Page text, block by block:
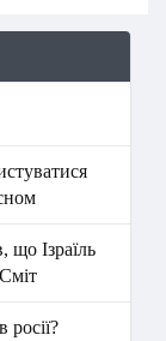
що Ізраїль
росії?